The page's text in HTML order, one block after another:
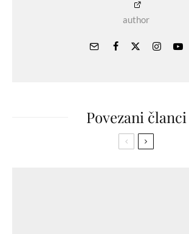
author
Povezani članci